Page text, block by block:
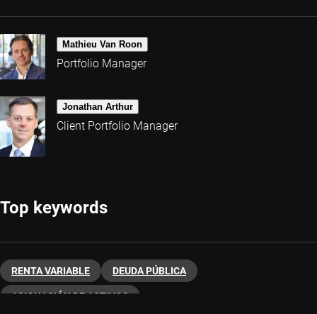
Mathieu Van Roon
Portfolio Manager
Jonathan Arthur
Client Portfolio Manager
Top keywords
RENTA VARIABLE DEUDA PÚBLICA
ASIGNACIÓN DE ACTIVOS